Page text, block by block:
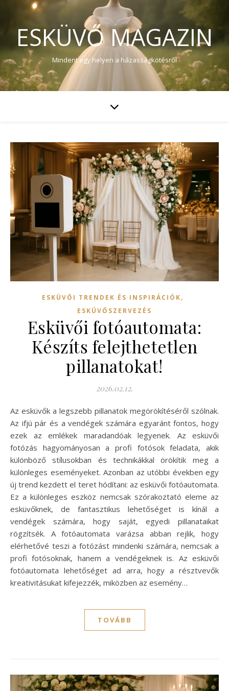
ESKÜVŐ MAGAZIN
Mindent egy helyen a házasságkötésről
ESKÜVŐI TRENDEK ÉS INSPIRÁCIÓK,
ESKÜVŐSZERVEZÉS
Esküvői fotóautomata:
Készíts felejthetetlen
pillanatokat!
2026.02.12.
Az esküvők a legszebb pillanatok megörökítéséről szólnak.
Az ifjú pár és a vendégek számára egyaránt fontos, hogy
ezek az emlékek maradandóak legyenek. Az esküvői
fotózás hagyományosan a profi fotósok feladata, akik
különböző stílusokban és technikákkal örökítik meg a
különleges eseményeket. Azonban az utóbbi években egy
új trend kezdett el teret hódítani: az esküvői fotóautomata.
Ez a különleges eszköz nemcsak szórakoztató eleme az
esküvőknek, de fantasztikus lehetőséget is kínál a
vendégek számára, hogy saját, egyedi pillanataikat
rögzítsék. A fotóautomata varázsa abban rejlik, hogy
elérhetővé teszi a fotózást mindenki számára, nemcsak a
profi fotósoknak, hanem a vendégeknek is. Az esküvői
fotóautomata lehetőséget ad arra, hogy a résztvevők
kreativitásukat kifejezzék, miközben az esemény…
TOVÁBB